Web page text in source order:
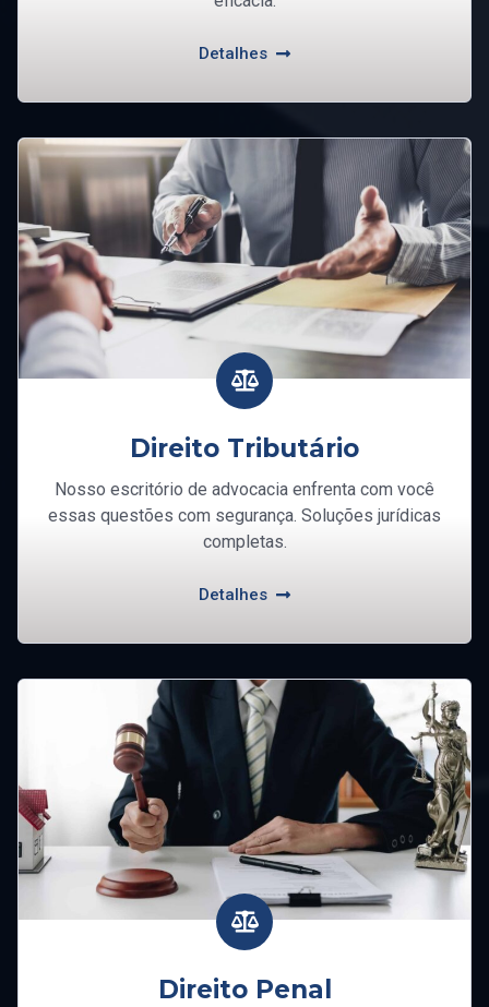
Detalhes
Direito Tributário
Nosso escritório de advocacia enfrenta com você
essas questões com segurança. Soluções jurídicas
completas.
Detalhes
Direito Penal